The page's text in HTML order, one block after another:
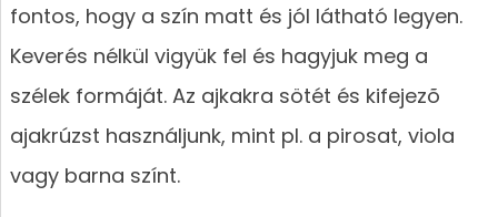
fontos, hogy a szín matt és jól látható legyen.
Keverés nélkül vigyük fel és hagyjuk meg a
szélek formáját. Az ajkakra sötét és kifejezõ
ajakrúzst használjunk, mint pl. a pirosat, viola
vagy barna színt.